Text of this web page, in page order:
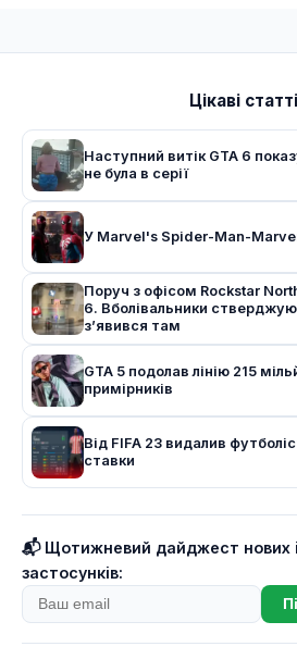
Цікаві статті
Наступний витік GTA 6
не була в серії
У Marvel's Spider-Man-
Поруч з офісом Rockstar
6. Вболівальники
з’явився там
GTA 5 подолав лінію 215
примірників
Від FIFA 23 видалив
ставки
📬 Щотижневий дайджест нових
застосунків: